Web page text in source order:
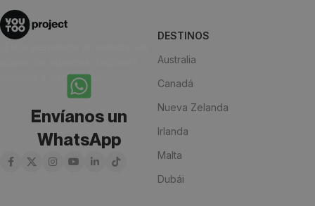
¡Anímate y escríbenos!
Envíanos un
WhatsApp
DESTINOS
Australia
Canadá
Nueva Zelanda
Irlanda
Malta
Dubái